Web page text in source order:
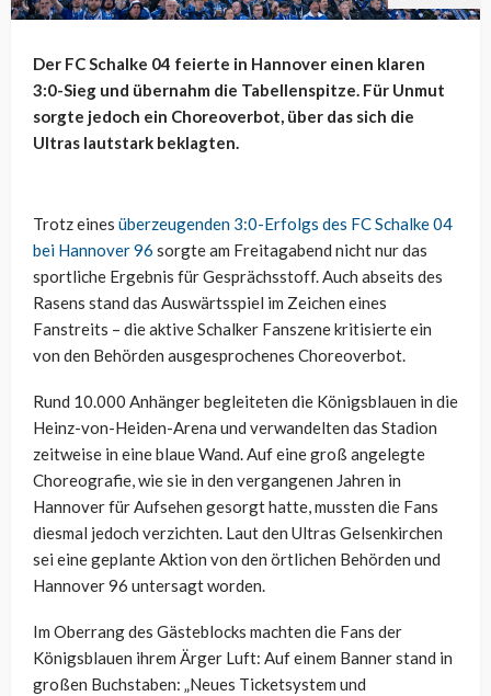
Der FC Schalke 04 feierte in Hannover einen klaren
3:0-Sieg und übernahm die Tabellenspitze. Für Unmut
sorgte jedoch ein Choreoverbot, über das sich die
Ultras lautstark beklagten.
Trotz eines überzeugenden 3:0-Erfolgs des FC Schalke 04
bei Hannover 96 sorgte am Freitagabend nicht nur das
sportliche Ergebnis für Gesprächsstoff. Auch abseits des
Rasens stand das Auswärtsspiel im Zeichen eines
Fanstreits – die aktive Schalker Fanszene kritisierte ein
von den Behörden ausgesprochenes Choreoverbot.
Rund 10.000 Anhänger begleiteten die Königsblauen in die
Heinz-von-Heiden-Arena und verwandelten das Stadion
zeitweise in eine blaue Wand. Auf eine groß angelegte
Choreografie, wie sie in den vergangenen Jahren in
Hannover für Aufsehen gesorgt hatte, mussten die Fans
diesmal jedoch verzichten. Laut den Ultras Gelsenkirchen
sei eine geplante Aktion von den örtlichen Behörden und
Hannover 96 untersagt worden.
Im Oberrang des Gästeblocks machten die Fans der
Königsblauen ihrem Ärger Luft: Auf einem Banner stand in
großen Buchstaben: „Neues Ticketsystem und